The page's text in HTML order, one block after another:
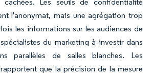
l'anonymat, mais une agrégation trop
les informations sur les audiences de
du marketing à investir dans
parallèles de salles blanches. Les
que la précision de la mesure